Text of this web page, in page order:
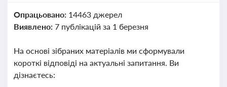
Опрацьовано: 14463 джерел
Виявлено: 7 публікацій за 1 березня
На основі зібраних матеріалів ми сформували
короткі відповіді на актуальні запитання. Ви
дізнаєтесь: